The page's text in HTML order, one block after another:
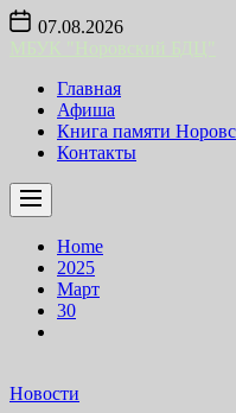
Skip
content
07.08.2026
Главная
Афиша
Книга памяти
Контакты
Home
2025
Март
30
Новости